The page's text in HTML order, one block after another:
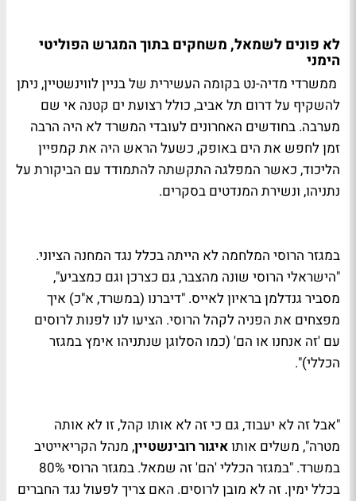
לא פונים לשמאל, משחקים בתוך המגרש הפוליטי
הימני
ממשרדי מדיה-נט בקומה העשירית של בניין לווינשטיין, ניתן
להשקיף על דרום תל אביב, כולל רצועת ים קטנה אי שם
מערבה. בחודשים האחרונים לעובדי המשרד לא היה הרבה
זמן לחפש את הים באופק, כשעל הראש היה את קמפיין
הליכוד, כאשר המפלגה התקשתה להתמודד עם הביקורת על
נתניהו, ונשירת המנדטים בסקרים.
במגזר הרוסי המלחמה לא הייתה בכלל נגד המחנה הציוני.
"הישראלי הרוסי שונה מהצבר, גם כצרכן וגם כמצביע",
מסביר גנדלמן בראיון לאייס. "דיברנו (במשרד, א"כ) איך
מפצחים את הפניה לקהל הרוסי. הציעו לנו לפנות לרוסים
עם 'זה אנחנו או הם' (כמו הסלוגן שנתניהו אימץ במגזר
הכללי)".
"אבל זה לא יעבוד, גם כי זה לא אותו קהל, זו לא אותה
מטרה", משלים אותואיגור רובינשטיין, מנהל הקריאייטיב
במשרד. "במגזר הכללי 'הם' זה שמאל. במגזר הרוסי 80%
בכלל ימין. זה לא מובן לרוסים. האם צריך לפעול נגד החברים